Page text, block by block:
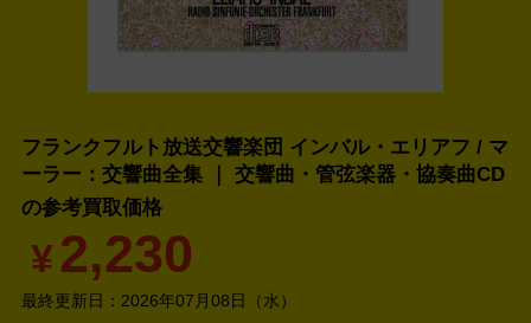
フランクフルト放送交響楽団 インバル・エリアフ / マ
ーラー：交響曲全集 ｜ 交響曲・管弦楽器・協奏曲CD
の参考買取価格
¥2,230
最終更新日： 2026年07月08日（水）